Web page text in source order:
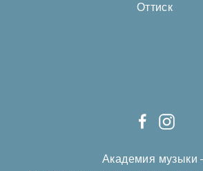
Оттиск
Академия музыки